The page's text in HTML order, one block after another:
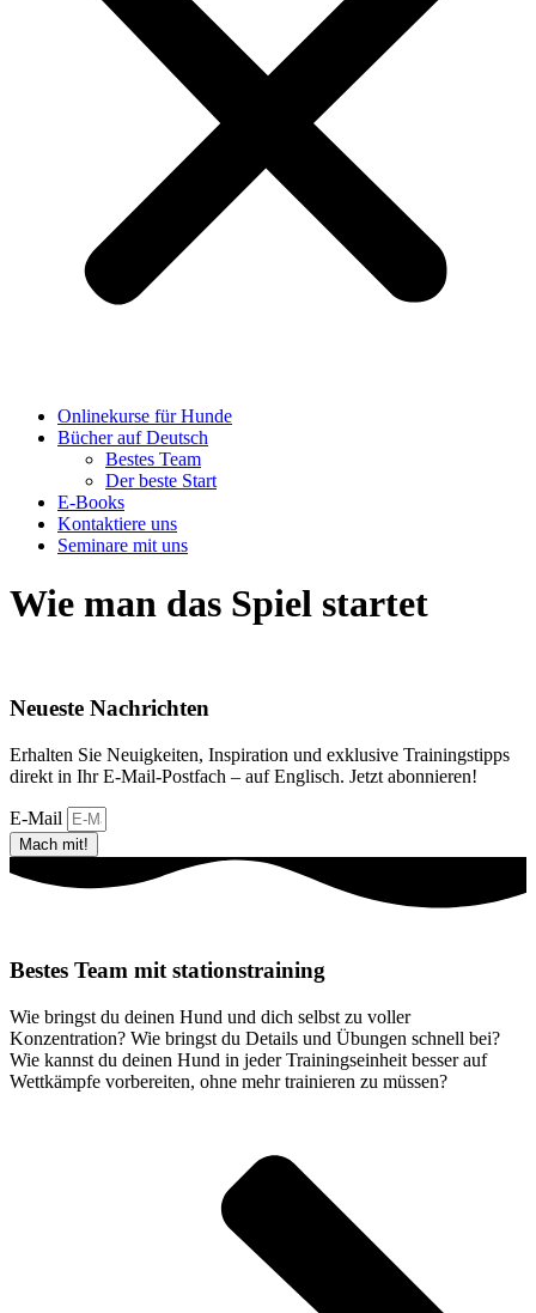
Onlinekurse für Hunde
Bücher auf Deutsch
Bestes Team
Der beste Start
E-Books
Kontaktiere uns
Seminare mit uns
Wie man das Spiel startet
Neueste Nachrichten
Erhalten Sie Neuigkeiten, Inspiration und exklusive Trainingstipps
direkt in Ihr E-Mail-Postfach – auf Englisch. Jetzt abonnieren!
E-Mail
Mach mit!
Bestes Team mit stationstraining​
Wie bringst du deinen Hund und dich selbst zu voller
Konzentration? Wie bringst du Details und Übungen schnell bei?
Wie kannst du deinen Hund in jeder Trainingseinheit besser auf
Wettkämpfe vorbereiten, ohne mehr trainieren zu müssen?